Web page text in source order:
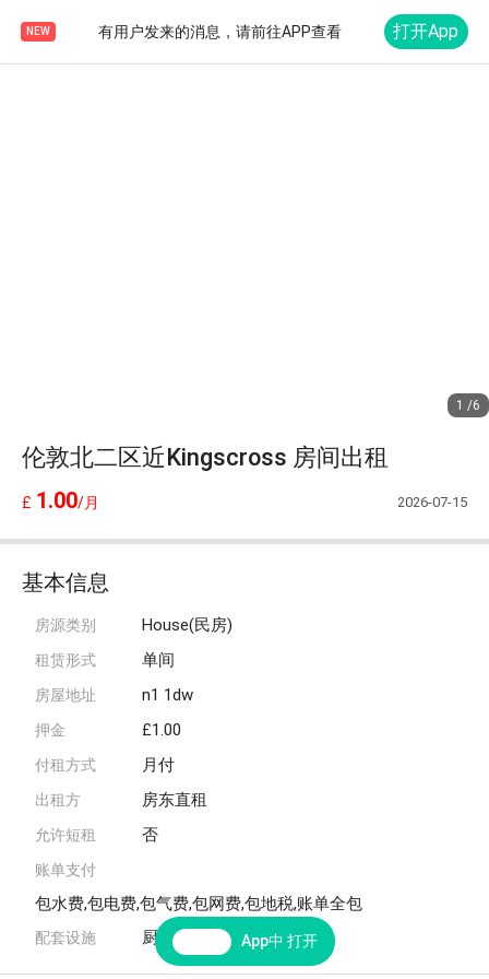
NEW 有用户发来的消息，请前往APP查看 打开App
1 /6
伦敦北二区近Kingscross 房间出租
£ 1.00/月 2026-07-15
基本信息
房源类别 House(民房)
租赁形式 单间
房屋地址 n1 1dw
押金 £1.00
付租方式 月付
出租方 房东直租
允许短租 否
账单支付
包水费,包电费,包气费,包网费,包地税,账单全包
配套设施 厨房,网络,暖气,洗衣机,家具
App中 打开